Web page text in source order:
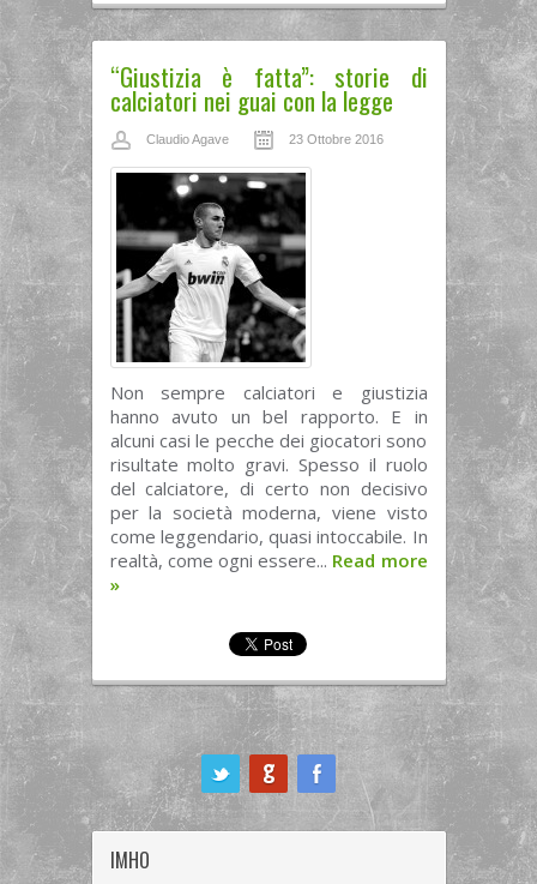
“Giustizia è fatta”: storie di
calciatori nei guai con la legge
Claudio Agave 23 Ottobre 2016
Non sempre calciatori e giustizia
hanno avuto un bel rapporto. E in
alcuni casi le pecche dei giocatori sono
risultate molto gravi. Spesso il ruolo
del calciatore, di certo non decisivo
per la società moderna, viene visto
come leggendario, quasi intoccabile. In
realtà, come ogni essere... Read more
»
IMHO